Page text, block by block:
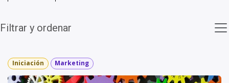
Filtrar y ordenar
Iniciación Marketing